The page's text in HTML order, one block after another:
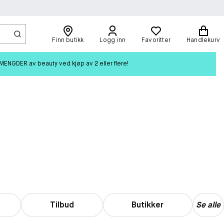
Finn butikk Logg inn Favoritter Handlekurv
av beauty ved kjøp av 2 eller flere!
Tilbud Butikker Se alle